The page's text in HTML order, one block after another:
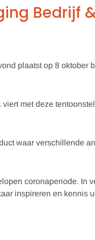
Bedrijf
plaatst op 8 oktober
met deze
waar verschillende
coronaperiode. In
inspireren en kennis